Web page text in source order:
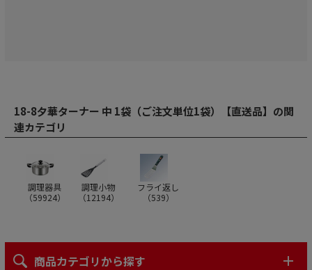
18-8夕華ターナー 中 1袋（ご注文単位1袋）【直送品】の関
連カテゴリ
調理器具
（59924）
調理小物
（12194）
フライ返し
（539）
商品カテゴリから探す